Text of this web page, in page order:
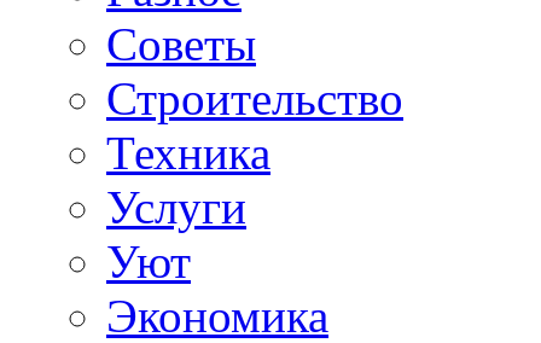
Советы
Строительство
Техника
Услуги
Уют
Экономика